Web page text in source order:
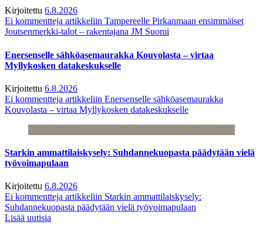
Kirjoitettu 6.8.2026
Ei kommentteja artikkeliin Tampereelle Pirkanmaan ensimmäiset
Joutsenmerkki-talot – rakentajana JM Suomi
Enersenselle sähköasemaurakka Kouvolasta – virtaa
Myllykosken datakeskukselle
Kirjoitettu 6.8.2026
Ei kommentteja artikkeliin Enersenselle sähköasemaurakka
Kouvolasta – virtaa Myllykosken datakeskukselle
Starkin ammattilaiskysely: Suhdannekuopasta päädytään vielä
työvoimapulaan
Kirjoitettu 6.8.2026
Ei kommentteja artikkeliin Starkin ammattilaiskysely:
Suhdannekuopasta päädytään vielä työvoimapulaan
Lisää uutisia